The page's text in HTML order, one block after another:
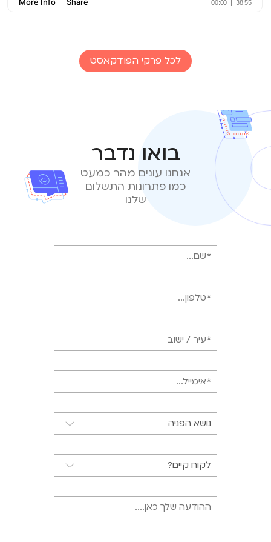
לכל פרקי הפודקאסט
בואו נדבר
אנחנו עונים מהר כמעט
כמו פתרונות התשלום
שלנו